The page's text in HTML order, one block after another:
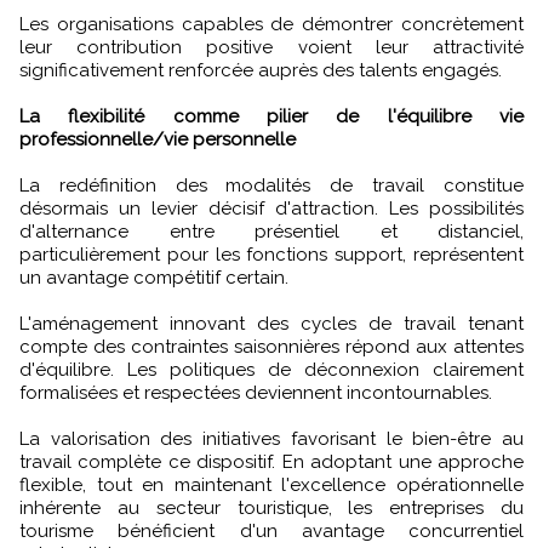
Les organisations capables de démontrer concrètement
leur contribution positive voient leur attractivité
significativement renforcée auprès des talents engagés.
La flexibilité comme pilier de l'équilibre vie
professionnelle/vie personnelle
La redéfinition des modalités de travail constitue
désormais un levier décisif d'attraction. Les possibilités
d'alternance entre présentiel et distanciel,
particulièrement pour les fonctions support, représentent
un avantage compétitif certain.
L'aménagement innovant des cycles de travail tenant
compte des contraintes saisonnières répond aux attentes
d'équilibre. Les politiques de déconnexion clairement
formalisées et respectées deviennent incontournables.
La valorisation des initiatives favorisant le bien-être au
travail complète ce dispositif. En adoptant une approche
flexible, tout en maintenant l'excellence opérationnelle
inhérente au secteur touristique, les entreprises du
tourisme bénéficient d'un avantage concurrentiel